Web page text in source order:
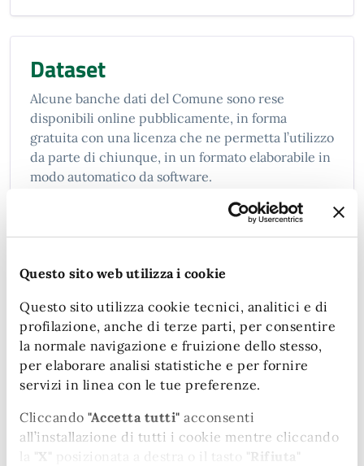
Questo sito web utilizza i cookie
Questo sito utilizza cookie tecnici, analitici e di
profilazione, anche di terze parti, per consentire
la normale navigazione e fruizione dello stesso,
per elaborare analisi statistiche e per fornire
servizi in linea con le tue preferenze.
Cliccando "Accetta tutti" acconsenti
all’installazione di tutti i cookie mentre cliccando
la "X" posizionata a destra o il tasto "Rifiuta"
Dataset
Alcune banche dati del Comune sono rese
disponibili online pubblicamente, in forma
gratuita con una licenza che ne permetta l’utilizzo
da parte di chiunque, in un formato elaborabile in
modo automatico da software.
Documento (tecnico) di
supporto
Documento Albo Pretorio